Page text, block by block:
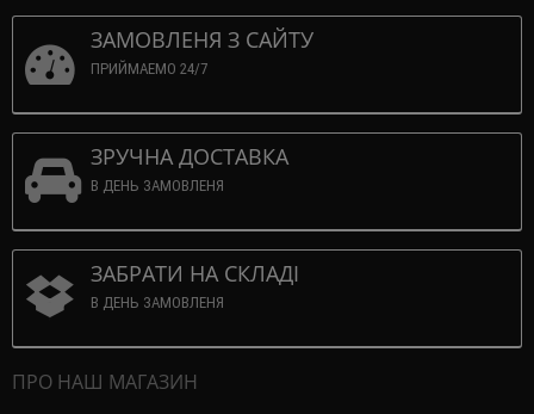
ЗАМОВЛЕНЯ З САЙТУ
ПРИЙМАЕМО 24/7
ЗРУЧНА ДОСТАВКА
В ДЕНЬ ЗАМОВЛЕНЯ
ЗАБРАТИ НА СКЛАДІ
В ДЕНЬ ЗАМОВЛЕНЯ
ПРО НАШ МАГАЗИН